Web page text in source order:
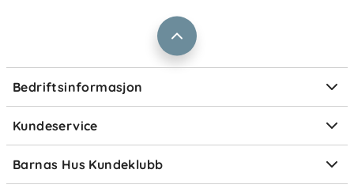
Bedriftsinformasjon
Størrelsesguider
Kundeservice
Ofte stilte spørsmål
Om Klarna
Barnas Hus Kundeklubb
Medlemsvilkår